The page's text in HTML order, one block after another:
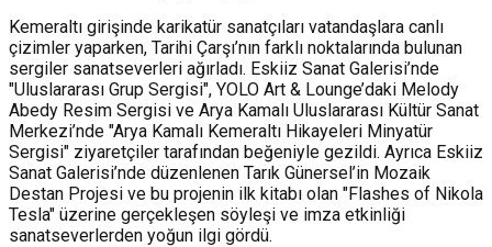
Kemeraltı girişinde karikatür sanatçıları vatandaşlara canlı
çizimler yaparken, Tarihi Çarşı’nın farklı noktalarında bulunan
sergiler sanatseverleri ağırladı. Eskiiz Sanat Galerisi’nde
"Uluslararası Grup Sergisi", YOLO Art & Lounge’daki Melody
Abedy Resim Sergisi ve Arya Kamalı Uluslararası Kültür Sanat
Merkezi’nde "Arya Kamalı Kemeraltı Hikayeleri Minyatür
Sergisi" ziyaretçiler tarafından beğeniyle gezildi. Ayrıca Eskiiz
Sanat Galerisi’nde düzenlenen Tarık Günersel’in Mozaik
Destan Projesi ve bu projenin ilk kitabı olan "Flashes of Nikola
Tesla" üzerine gerçekleşen söyleşi ve imza etkinliği
sanatseverlerden yoğun ilgi gördü.